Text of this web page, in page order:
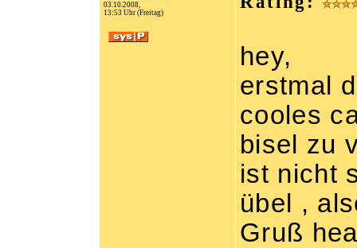
03.10.2008,
13:53 Uhr (Freitag)
hey,
erstmal
cooles
bisel zu
ist nicht
übel ,
Gruß